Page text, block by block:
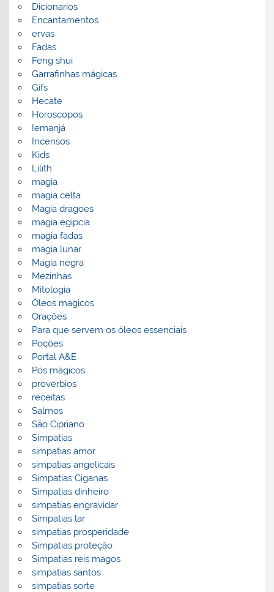
Dicionarios
Encantamentos
ervas
Fadas
Feng shui
Garrafinhas mágicas
Gifs
Hecate
Horoscopos
Iemanjá
Incensos
Kids
Lilith
magia
magia celta
Magia dragoes
magia egipcia
magia fadas
magia lunar
Magia negra
Mezinhas
Mitologia
Óleos magicos
Orações
Para que servem os óleos essenciais
Poções
Portal A&E
Pós mágicos
proverbios
receitas
Salmos
São Cipriano
Simpatias
simpatias amor
simpatias angelicais
Simpatias Ciganas
Simpatias dinheiro
simpatias engravidar
Simpatias lar
simpatias prosperidade
Simpatias proteção
Simpatias reis magos
simpatias santos
simpatias sorte